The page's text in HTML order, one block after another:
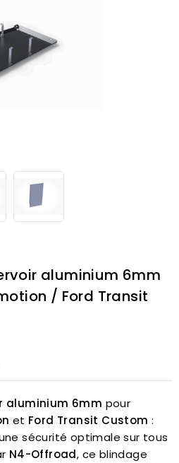
aluminium 6mm
/ Ford Transit
aluminium 6mm pour
et Ford Transit Custom :
sécurité optimale sur tous
N4-Offroad, ce blindage